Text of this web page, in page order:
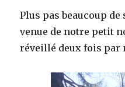
Plus pas beaucoup
venue de notre petit
réveillé deux fois par